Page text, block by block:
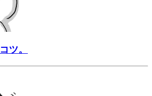
ツ。